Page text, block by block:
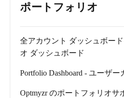
ポートフォリオ
全アカウント ダッシュボー
オ ダッシュボード
Portfolio Dashboard - ユーザー
Optmyzr のポートフォリオサ